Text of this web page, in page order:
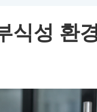
식성 환